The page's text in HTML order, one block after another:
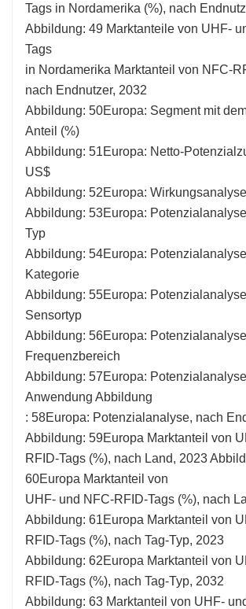
Tags in Nordamerika (%), nach
Abbildung: 49 Marktanteile von UHF-
Tags
in Nordamerika Marktanteil von NFC-
nach Endnutzer, 2032
Abbildung: 50Europa: Segment mit
Anteil (%)
Abbildung: 51Europa: Netto-
US$
Abbildung: 52Europa:
Abbildung: 53Europa:
Typ
Abbildung: 54Europa:
Kategorie
Abbildung: 55Europa:
Sensortyp
Abbildung: 56Europa:
Frequenzbereich
Abbildung: 57Europa:
Anwendung Abbildung
: 58Europa: Potenzialanalyse, nach
Abbildung: 59Europa Marktanteil von
RFID-Tags (%), nach Land, 2023
60Europa Marktanteil von
UHF- und NFC-RFID-Tags (%), nach
Abbildung: 61Europa Marktanteil von
RFID-Tags (%), nach Tag-Typ, 2023
Abbildung: 62Europa Marktanteil von
RFID-Tags (%), nach Tag-Typ, 2032
Abbildung: 63 Marktanteil von UHF-